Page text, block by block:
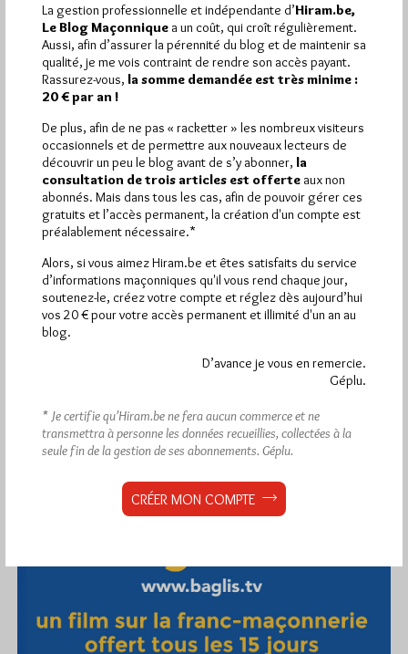
Mercredi 6/07/11
Lu 123 fois
Le Blog Maçonnique avait été intrigué par un site FCPM qui
utilisait des techniques de teasing, également sur sa page…
Hier vendredi 7 août 2026, Hiram.be a reçu 1 864
visiteset3 133 pages ont été lues (Source :
Pirsch.io)
Plus d’informations
Quels sont les articles les plus lus du blog ?
Abonnement aux Newsletters - RSS
La gestion professionnelle et indépendante d’Hiram.be,
Le Blog Maçonnique a un coût, qui croît régulièrement.
Aussi, afin d’assurer la pérennité du blog et de maintenir sa
qualité, je me vois contraint de rendre son accès payant.
Rassurez-vous, la somme demandée est très minime :
20 € par an !
De plus, afin de ne pas « racketter » les nombreux visiteurs
occasionnels et de permettre aux nouveaux lecteurs de
découvrir un peu le blog avant de s’y abonner, la
consultation de trois articles est offerte aux non
abonnés. Mais dans tous les cas, afin de pouvoir gérer ces
gratuits et l’accès permanent, la création d'un compte est
préalablement nécessaire.*
Alors, si vous aimez Hiram.be et êtes satisfaits du service
d’informations maçonniques qu'il vous rend chaque jour,
soutenez-le, créez votre compte et réglez dès aujourd’hui
vos 20 € pour votre accès permanent et illimité d'un an au
blog.
D’avance je vous en remercie.
Géplu.
* Je certifie qu’Hiram.be ne fera aucun commerce et ne
transmettra à personne les données recueillies, collectées à la
seule fin de la gestion de ses abonnements. Géplu.
CRÉER MON COMPTE